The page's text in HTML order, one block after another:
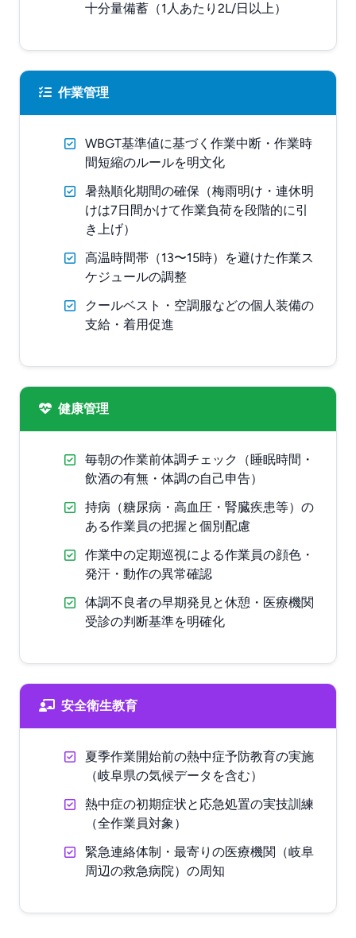
十分量備蓄（1人あたり2L/日以上）
作業管理
WBGT基準値に基づく作業中断・作業時
間短縮のルールを明文化
暑熱順化期間の確保（梅雨明け・連休明
けは7日間かけて作業負荷を段階的に引
き上げ）
高温時間帯（13〜15時）を避けた作業ス
ケジュールの調整
クールベスト・空調服などの個人装備の
支給・着用促進
健康管理
毎朝の作業前体調チェック（睡眠時間・
飲酒の有無・体調の自己申告）
持病（糖尿病・高血圧・腎臓疾患等）の
ある作業員の把握と個別配慮
作業中の定期巡視による作業員の顔色・
発汗・動作の異常確認
体調不良者の早期発見と休憩・医療機関
受診の判断基準を明確化
安全衛生教育
夏季作業開始前の熱中症予防教育の実施
（岐阜県の気候データを含む）
熱中症の初期症状と応急処置の実技訓練
（全作業員対象）
緊急連絡体制・最寄りの医療機関（岐阜
周辺の救急病院）の周知